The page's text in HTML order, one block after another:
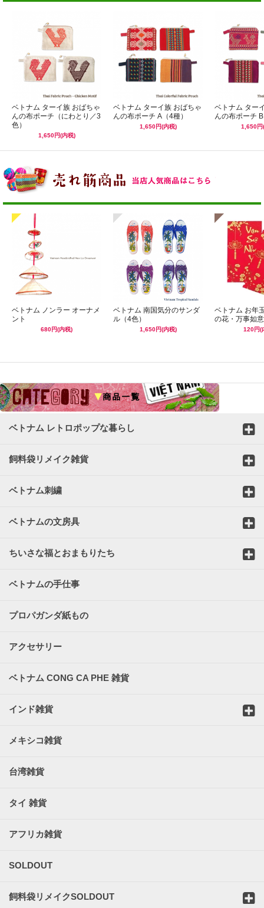
ベトナム ターイ族 おばちゃ
んの布ポーチ（にわとり／3
色）
1,650円(内税)
ベトナム ターイ族 おばちゃ
んの布ポーチ A（4種）
1,650円(内税)
ベトナム ター
んの布ポーチ
1,650円
ベトナム ノンラー オーナメ
ント
680円(内税)
ベトナム 南国気分のサンダ
ル（4色）
1,650円(内税)
ベトナム お年
の花・万事如意
120円(
ベトナム レトロポップな暮らし
飼料袋リメイク雑貨
ベトナム刺繍
ベトナムの文房具
ちいさな福とおまもりたち
ベトナムの手仕事
プロパガンダ紙もの
アクセサリー
ベトナム CONG CA PHE 雑貨
インド雑貨
メキシコ雑貨
台湾雑貨
タイ 雑貨
アフリカ雑貨
SOLDOUT
飼料袋リメイクSOLDOUT